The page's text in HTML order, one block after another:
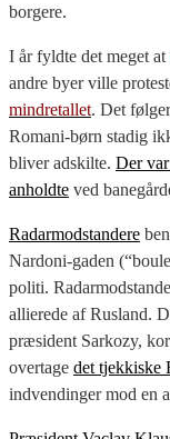
borgere.
I år fyldte det meget at
andre byer ville
mindretallet. Det
Romani-børn stadig
bliver adskilte. Der
anholdte ved
Radarmodstandere
Nardoni-gaden
politi.
allierede af Rusland.
præsident Sarkozy,
overtage det tjekkiske
indvendinger mod en